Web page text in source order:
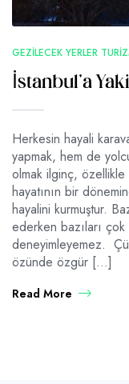
GEZILECEK YERLER
İstanbul’a
Herkesin hayali
yapmak, hem de
olmak ilginç, özellikle
hayatının bir
hayalini kurmuştur.
ederken bazıları
deneyimleyemez.
özünde özgür […]
Read More